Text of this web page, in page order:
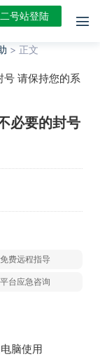
二号站登陆
> 正文
必要的封号
免费远程指导
平台应急咨询
脑使用